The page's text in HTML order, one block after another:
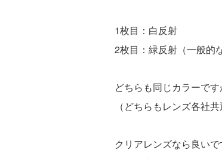
1枚目：白反射
2枚目：緑反射（一般的
どちらも同じカラーで
（どちらもレンズ各社
クリアレンズなら良い